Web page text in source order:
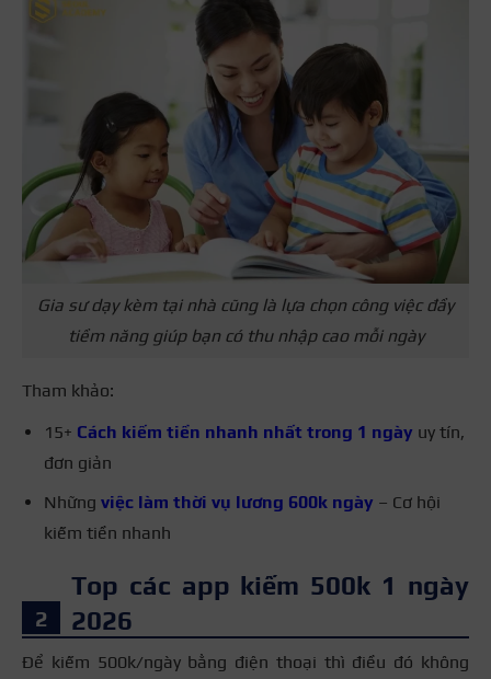
Gia sư dạy kèm tại nhà cũng là lựa chọn công việc đầy
tiềm năng giúp bạn có thu nhập cao mỗi ngày
Tham khảo:
15+ Cách kiếm tiền nhanh nhất trong 1 ngày uy tín,
đơn giản
Những việc làm thời vụ lương 600k ngày – Cơ hội
kiếm tiền nhanh
Top các app kiếm 500k 1 ngày
2026
Để kiếm 500k/ngày bằng điện thoại thì điều đó không